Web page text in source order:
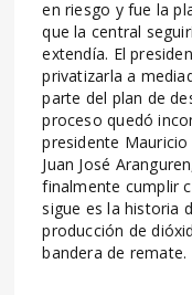
en riesgo y fue la
que la central
extendía. El
privatizarla a
parte del plan de
proceso quedó
presidente
Juan José
finalmente cumplir
sigue es la historia
producción de
bandera de remate.